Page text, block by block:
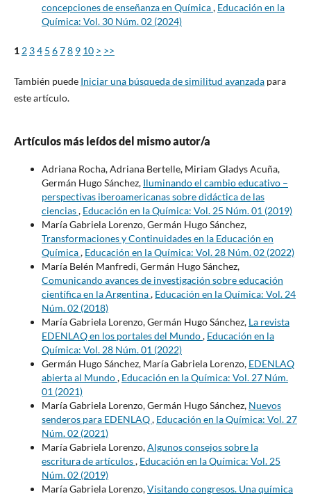
concepciones de enseñanza en Química, Educación en la
Química: Vol. 30 Núm. 02 (2024)
1 2 34 5 678 9 10 > >>
También puede Iniciar una búsqueda de similitud avanzadapara
este artículo.
Artículos más leídos del mismo autor/a
Adriana Rocha, Adriana Bertelle, Miriam Gladys Acuña,
Germán Hugo Sánchez, Iluminando el cambio educativo –
perspectivas iberoamericanas sobre didáctica de las
ciencias, Educación en la Química: Vol. 25 Núm. 01 (2019)
María Gabriela Lorenzo, Germán Hugo Sánchez,
Transformaciones y Continuidades en la Educación en
Química, Educación en la Química: Vol. 28 Núm. 02 (2022)
María Belén Manfredi, Germán Hugo Sánchez,
Comunicando avances de investigación sobre educación
científica en la Argentina, Educación en la Química: Vol. 24
Núm. 02 (2018)
María Gabriela Lorenzo, Germán Hugo Sánchez, La revista
EDENLAQ en los portales del Mundo, Educación en la
Química: Vol. 28 Núm. 01 (2022)
Germán Hugo Sánchez, María Gabriela Lorenzo, EDENLAQ
abierta al Mundo, Educación en la Química: Vol. 27 Núm.
01 (2021)
María Gabriela Lorenzo, Germán Hugo Sánchez, Nuevos
senderos para EDENLAQ, Educación en la Química: Vol. 27
Núm. 02 (2021)
María Gabriela Lorenzo,Algunos consejos sobre la
escritura de artículos, Educación en la Química: Vol. 25
Núm. 02 (2019)
María Gabriela Lorenzo,Visitando congresos. Una química